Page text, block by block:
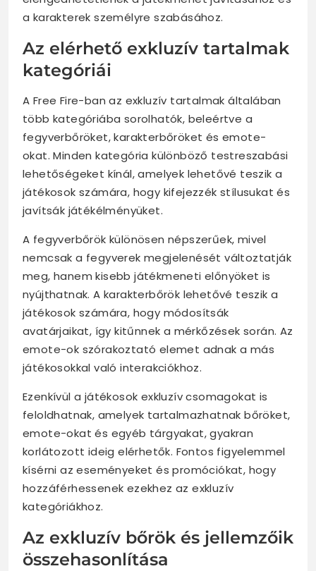
a karakterek személyre szabásához.
Az elérhető exkluzív tartalmak
kategóriái
A Free Fire-ban az exkluzív tartalmak általában
több kategóriába sorolhatók, beleértve a
fegyverbőröket, karakterbőröket és emote-
okat. Minden kategória különböző testreszabási
lehetőségeket kínál, amelyek lehetővé teszik a
játékosok számára, hogy kifejezzék stílusukat és
javítsák játékélményüket.
A fegyverbőrök különösen népszerűek, mivel
nemcsak a fegyverek megjelenését változtatják
meg, hanem kisebb játékmeneti előnyöket is
nyújthatnak. A karakterbőrök lehetővé teszik a
játékosok számára, hogy módosítsák
avatárjaikat, így kitűnnek a mérkőzések során. Az
emote-ok szórakoztató elemet adnak a más
játékosokkal való interakciókhoz.
Ezenkívül a játékosok exkluzív csomagokat is
feloldhatnak, amelyek tartalmazhatnak bőröket,
emote-okat és egyéb tárgyakat, gyakran
korlátozott ideig elérhetők. Fontos figyelemmel
kísérni az eseményeket és promóciókat, hogy
hozzáférhessenek ezekhez az exkluzív
kategóriákhoz.
Az exkluzív bőrök és jellemzőik
összehasonlítása